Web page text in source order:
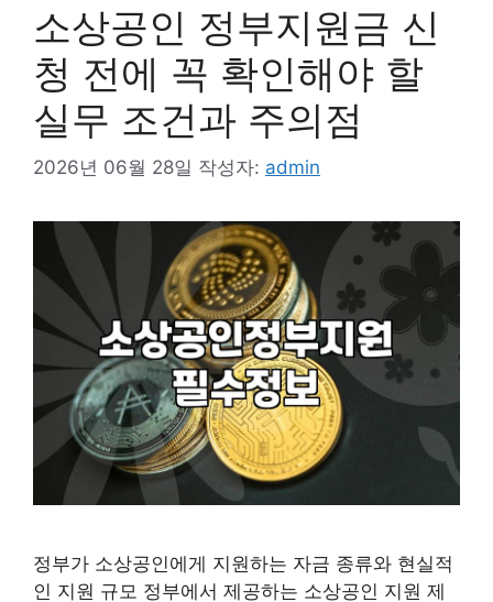
소상공인 정부지원금 신
청 전에 꼭 확인해야 할
실무 조건과 주의점
2026년 06월 28일 작성자: admin
정부가 소상공인에게 지원하는 자금 종류와 현실적
인 지원 규모 정부에서 제공하는 소상공인 지원 제